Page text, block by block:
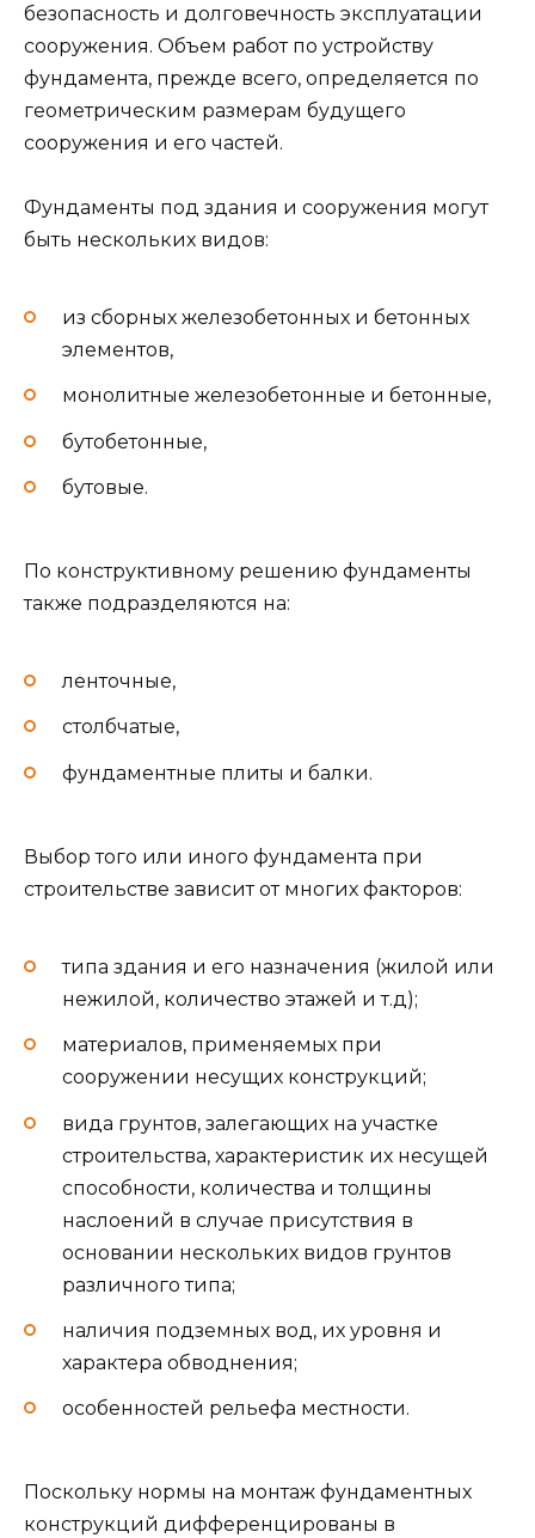
безопасность и долговечность эксплуатации
сооружения. Объем работ по устройству
фундамента, прежде всего, определяется по
геометрическим размерам будущего
сооружения и его частей.
Фундаменты под здания и сооружения могут
быть нескольких видов:
из сборных железобетонных и бетонных
элементов,
монолитные железобетонные и бетонные,
бутобетонные,
бутовые.
По конструктивному решению фундаменты
также подразделяются на:
ленточные,
столбчатые,
фундаментные плиты и балки.
Выбор того или иного фундамента при
строительстве зависит от многих факторов:
типа здания и его назначения (жилой или
нежилой, количество этажей и т.д);
материалов, применяемых при
сооружении несущих конструкций;
вида грунтов, залегающих на участке
строительства, характеристик их несущей
способности, количества и толщины
наслоений в случае присутствия в
основании нескольких видов грунтов
различного типа;
наличия подземных вод, их уровня и
характера обводнения;
особенностей рельефа местности.
Поскольку нормы на монтаж фундаментных
конструкций дифференцированы в